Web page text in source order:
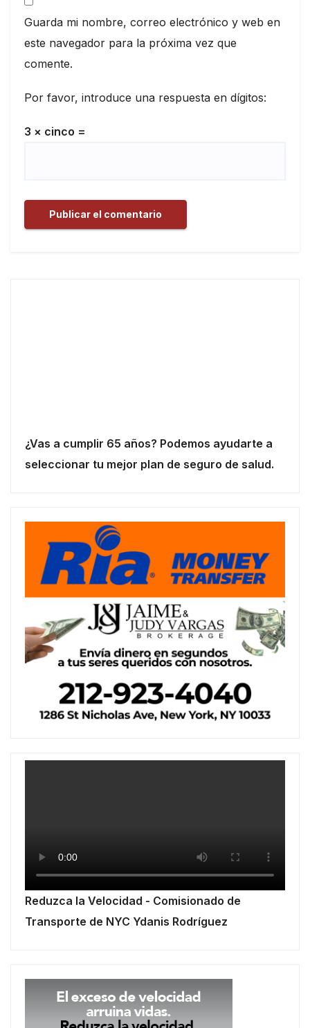
Guarda mi nombre, correo electrónico y web en
este navegador para la próxima vez que
comente.
Por favor, introduce una respuesta en dígitos:
3 × cinco =
¿Vas a cumplir 65 años? Podemos ayudarte a
seleccionar tu mejor plan de seguro de salud.
Reduzca la Velocidad - Comisionado de
Transporte de NYC Ydanis Rodríguez